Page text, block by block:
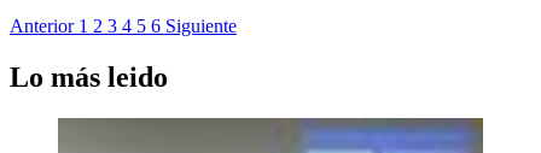
Anterior 1 2 3 4 5 6 Siguiente
Lo más leido